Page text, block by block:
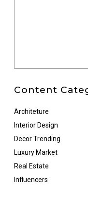
Content
Architeture
Interior Design
Decor Trending
Luxury Market
Real Estate
Influencers